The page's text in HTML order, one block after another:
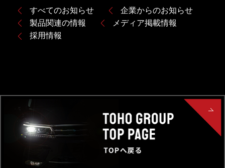
すべてのお知らせ
企業からのお知らせ
製品関連の情報
メディア掲載情報
採用情報